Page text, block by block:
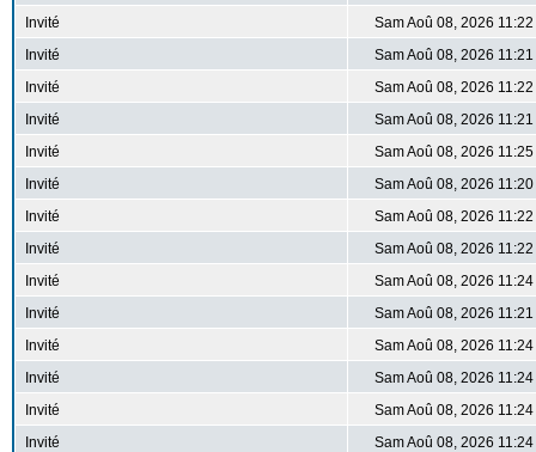
Invité
Sam Aoû 08, 2026
Invité
Sam Aoû 08, 2026
Invité
Sam Aoû 08, 2026
Invité
Sam Aoû 08, 2026
Invité
Sam Aoû 08, 2026
Invité
Sam Aoû 08, 2026
Invité
Sam Aoû 08, 2026
Invité
Sam Aoû 08, 2026
Invité
Sam Aoû 08, 2026
Invité
Sam Aoû 08, 2026
Invité
Sam Aoû 08, 2026
Invité
Sam Aoû 08, 2026
Invité
Sam Aoû 08, 2026
Invité
Sam Aoû 08, 2026